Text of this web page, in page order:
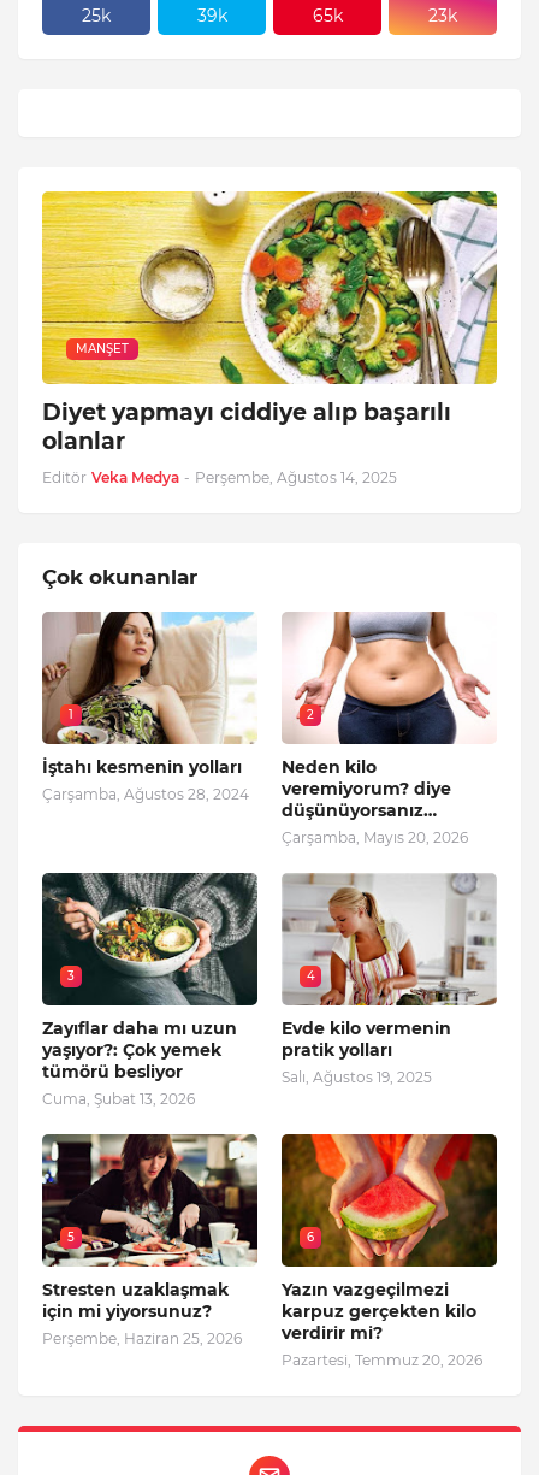
25k 39k 65k 23k
MANŞET
Diyet yapmayı ciddiye alıp başarılı
olanlar
Editör Veka Medya - Perşembe, Ağustos 14, 2025
Çok okunanlar
1
İştahı kesmenin yolları
Çarşamba, Ağustos 28, 2024
2
Neden kilo
veremiyorum? diye
düşünüyorsanız…
Çarşamba, Mayıs 20, 2026
3
Zayıflar daha mı uzun
yaşıyor?: Çok yemek
tümörü besliyor
Cuma, Şubat 13, 2026
4
Evde kilo vermenin
pratik yolları
Salı, Ağustos 19, 2025
5
Stresten uzaklaşmak
için mi yiyorsunuz?
Perşembe, Haziran 25, 2026
6
Yazın vazgeçilmezi
karpuz gerçekten kilo
verdirir mi?
Pazartesi, Temmuz 20, 2026